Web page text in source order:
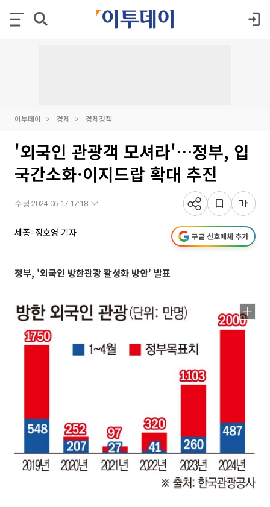
이투데이 경제 경제정책
'외국인 관광객 모셔라'…정부, 입
국간소화·이지드랍 확대 추진
수정 2024-06-17 17:18
세종=정호영 기자 구글 선호매체 추가
정부, '외국인 방한관광 활성화 방안' 발표